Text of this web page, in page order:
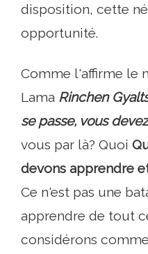
disposition, cette
opportunité.
Comme l'affirme le
Lama Rinchen
se passe, vous
vous par là? Quoi
devons apprendre
Ce n'est pas une
apprendre de tout
considérons